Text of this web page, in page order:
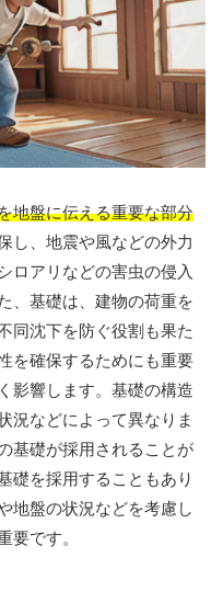
地盤に伝える重要な部分
し、地震や風などの外力
ロアリなどの害虫の侵入
、基礎は、建物の荷重を
同沈下を防ぐ役割も果た
を確保するためにも重要
影響します。基礎の構造
況などによって異なりま
基礎が採用されることが
礎を採用することもあり
地盤の状況などを考慮し
要です。